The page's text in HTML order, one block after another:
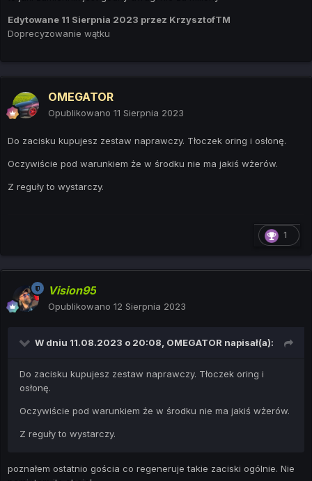
Edytowane 11 Sierpnia 2023 przez KrzysztofTM
Doprecyzowanie wątku
OMEGATOR
Opublikowano 11 Sierpnia 2023
Do zacisku kupujesz zestaw naprawczy. Tłoczek oring i osłonę.
Oczywiście pod warunkiem że w środku nie ma jakiś wżerów.
Z reguły to wystarczy.
1
Vision95
Opublikowano 12 Sierpnia 2023
W dniu 11.08.2023 o 20:08, OMEGATOR napisał(a):
Do zacisku kupujesz zestaw naprawczy. Tłoczek oring i
osłonę.
Oczywiście pod warunkiem że w środku nie ma jakiś wżerów.
Z reguły to wystarczy.
poznałem ostatnio gościa co regeneruje takie zaciski ogólnie. Nie